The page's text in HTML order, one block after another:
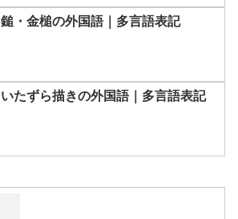
鎚・金槌の外国語｜多言語表記
いたずら描きの外国語｜多言語表記